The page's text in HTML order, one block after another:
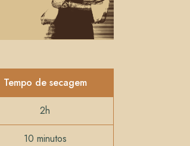
Tempo de secagem
2h
10 minutos